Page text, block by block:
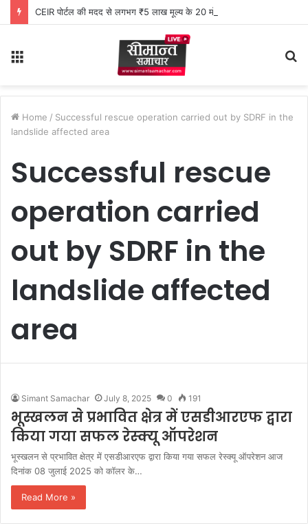
CEIR पोर्टल की मदद से लगभग ₹5 लाख मूल्य के 20 मोबाइल फोन बरामद
Home / Successful rescue operation carried out by SDRF in the
landslide affected area
Successful rescue
operation carried
out by SDRF in the
landslide affected
area
Simant Samachar July 8, 2025 0 191
भूस्खलन से प्रभावित क्षेत्र में एसडीआरएफ द्वारा
किया गया सफल रेस्क्यू ऑपरेशन
भूस्खलन से प्रभावित क्षेत्र में एसडीआरएफ द्वारा किया गया सफल रेस्क्यू ऑपरेशन आज
दिनांक 08 जुलाई 2025 को कॉलर के…
Read More »